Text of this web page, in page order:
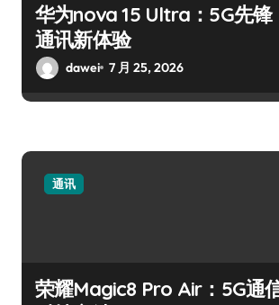
华为nova 15 Ultra：5G先锋
通讯新体验
dawei 7 月 25, 2026
通讯
荣耀Magic8 Pro Air：5G通